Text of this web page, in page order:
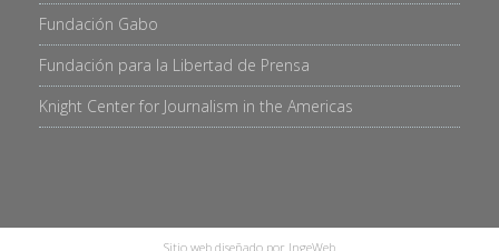
Fundación Gabo
Fundación para la Libertad de Prensa
Knight Center for Journalism in the Americas
Sitio web diseñado por IngeWeb